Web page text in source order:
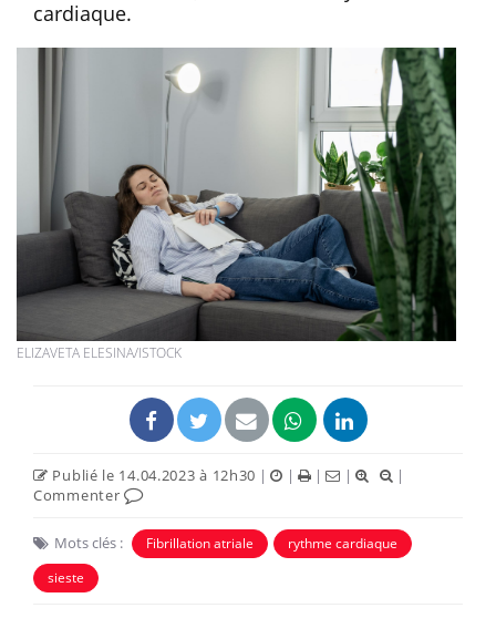
cardiaque.
ELIZAVETA ELESINA/ISTOCK
Publié le 14.04.2023 à 12h30 | | | |
|
Commenter
Mots clés : Fibrillation atriale
rythme cardiaque
sieste